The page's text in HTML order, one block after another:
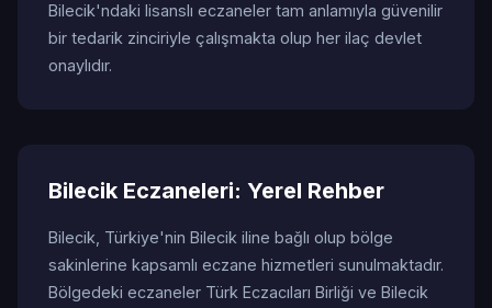
Bilecik'ndaki lisanslı eczaneler tam anlamıyla güvenilir
bir tedarik zinciriyle çalışmakta olup her ilaç devlet
onaylıdır.
Bilecik Eczaneleri: Yerel Rehber
Bilecik, Türkiye'nin Bilecik iline bağlı olup bölge
sakinlerine kapsamlı eczane hizmetleri sunulmaktadır.
Bölgedeki eczaneler Türk Eczacıları Birliği ve Bilecik